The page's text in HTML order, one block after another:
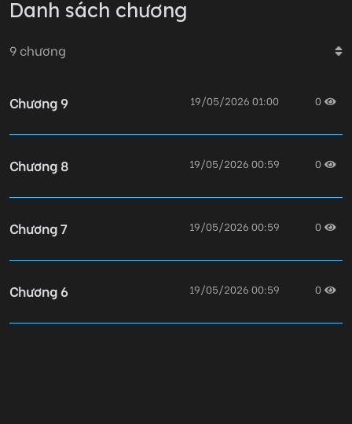
Danh sách chương
9 chương
Chương 9 19/05/2026 01:00 0
Chương 8 19/05/2026 00:59 0
Chương 7 19/05/2026 00:59 0
Chương 6 19/05/2026 00:59 0